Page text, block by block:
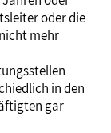
oder die
mehr
in den
gar